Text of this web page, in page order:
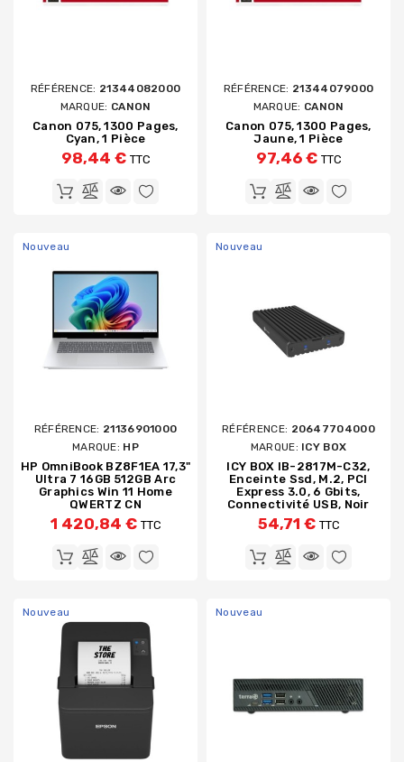
RÉFÉRENCE: 21344082000
MARQUE: CANON
Canon 075, 1300 Pages,
Cyan, 1 Pièce
98,44 € TTC
RÉFÉRENCE: 21344079000
MARQUE: CANON
Canon 075, 1300 Pages,
Jaune, 1 Pièce
97,46 € TTC
Nouveau
RÉFÉRENCE: 21136901000
MARQUE: HP
HP OmniBook BZ8F1EA 17,3"
Ultra 7 16GB 512GB Arc
Graphics Win 11 Home
QWERTZ CN
1 420,84 € TTC
Nouveau
RÉFÉRENCE: 20647704000
MARQUE: ICY BOX
ICY BOX IB-2817M-C32,
Enceinte Ssd, M.2, PCI
Express 3.0, 6 Gbits,
Connectivité USB, Noir
54,71 € TTC
Nouveau Nouveau